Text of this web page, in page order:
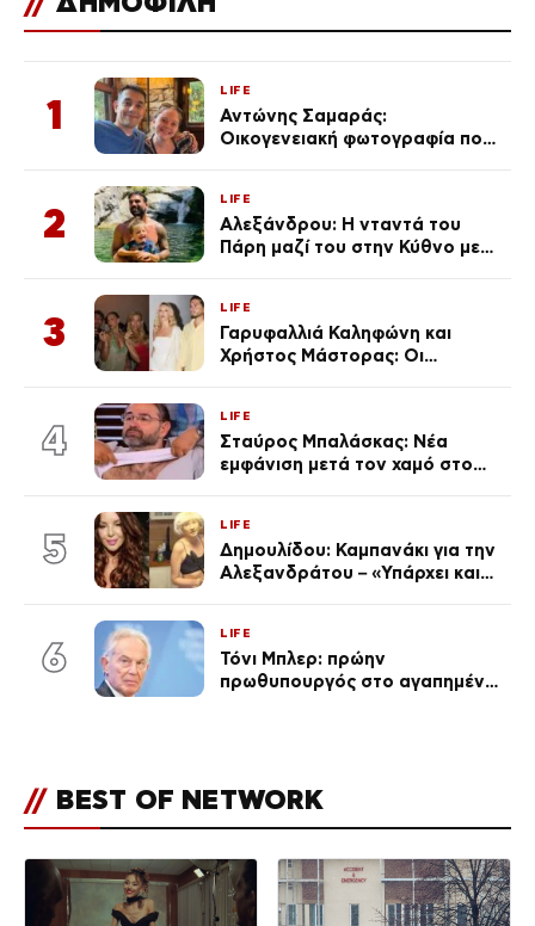
1
LIFE
Αντώνης Σαμαράς:
Οικογενειακή φωτογραφία που
Λένας
2
LIFE
Αλεξάνδρου: Η νταντά του
Πάρη μαζί του στην Κύθνο με
3
LIFE
Γαρυφαλλιά Καληφώνη και
Χρήστος Μάστορας: Οι
απαρατήρητη
4
LIFE
Σταύρος Μπαλάσκας: Νέα
εμφάνιση μετά τον χαμό στο
5
LIFE
Δημουλίδου: Καμπανάκι για την
Αλεξανδράτου – «Υπάρχει και
6
LIFE
Τόνι Μπλερ: πρώην
πρωθυπουργός στο αγαπημένο
// BEST OF NETWORK